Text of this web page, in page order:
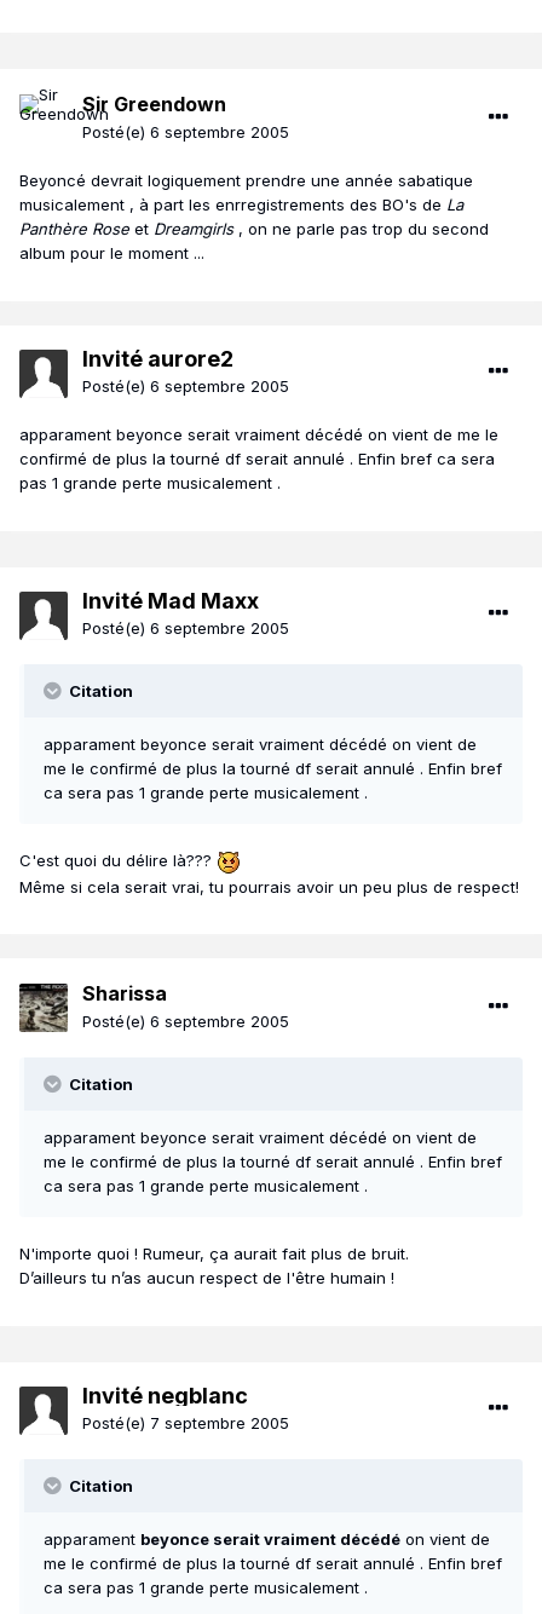
Sir Greendown
Posté(e) 6 septembre 2005
Beyoncé devrait logiquement prendre une année sabatique
musicalement , à part les enrregistrements des BO's de La
Panthère Rose et Dreamgirls, on ne parle pas trop du second
album pour le moment ...
Invité aurore2
Posté(e) 6 septembre 2005
apparament beyonce serait vraiment décédé on vient de me le
confirmé de plus la tourné df serait annulé . Enfin bref ca sera
pas 1 grande perte musicalement .
Invité Mad Maxx
Posté(e) 6 septembre 2005
Citation
apparament beyonce serait vraiment décédé on vient de
me le confirmé de plus la tourné df serait annulé . Enfin bref
ca sera pas 1 grande perte musicalement .
C'est quoi du délire là???
Même si cela serait vrai, tu pourrais avoir un peu plus de respect!
Sharissa
Posté(e) 6 septembre 2005
Citation
apparament beyonce serait vraiment décédé on vient de
me le confirmé de plus la tourné df serait annulé . Enfin bref
ca sera pas 1 grande perte musicalement .
N'importe quoi ! Rumeur, ça aurait fait plus de bruit.
D’ailleurs tu n’as aucun respect de l'être humain !
Invité negblanc
Posté(e) 7 septembre 2005
Citation
apparament beyonce serait vraiment décédé on vient de
me le confirmé de plus la tourné df serait annulé . Enfin bref
ca sera pas 1 grande perte musicalement .